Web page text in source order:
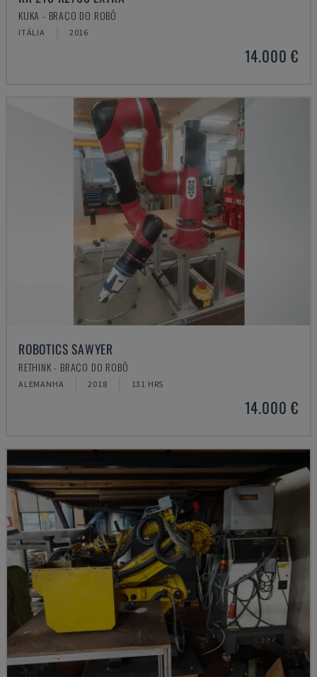
KUKA - BRAÇO DO ROBÔ
ITÁLIA 2016
14.000 €
ROBOTICS SAWYER
RETHINK - BRAÇO DO ROBÔ
ALEMANHA 2018 131 HRS
14.000 €